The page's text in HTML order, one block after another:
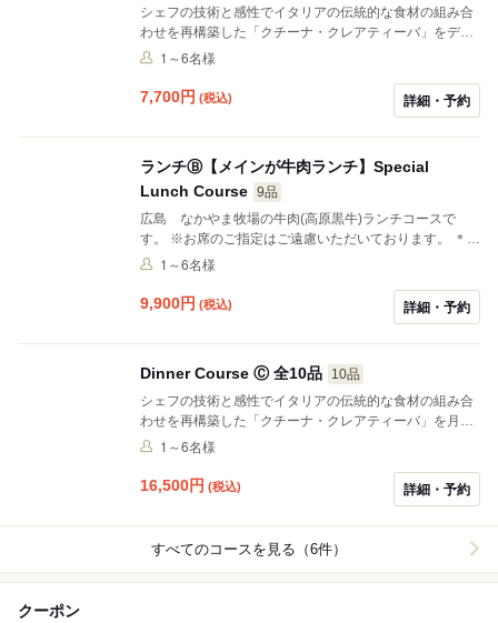
シェフの技術と感性でイタリアの伝統的な食材の組み合
わせを再構築した「クチーナ・クレアティーバ」をディ
ナーにも負けないクオリティーの全9皿コースでご用意
ます。 ＊コース内容は今現在の料理内容ですので、御予
約の日程によってはコース内容と変わっている場合がご
ますので詳しくは店舗までお問い合わせ下さい。 ※掲載
のご料金はお1人様分のお値段となります。 ※別途サー
ビス料10％を頂戴しております。
1～6名様
7,700円 (税込) 詳細・予約
ランチⒷ【メインが牛肉ランチ】Special
Lunch Course 9品
広島 なかやま牧場の牛肉(高原黒牛)ランチコースで
す。 ※お席のご指定はご遠慮いただいております。 ＊コ
ース内容は今現在の料理内容ですので、御予約の日程に
詳しくは店舗へお問い合わせください。 仕入れの状況に
よっても内容が一部変更となることもございますので詳
を頂戴しております。
1～6名様
9,900円 (税込) 詳細・予約
Dinner Course Ⓒ 全10品
10品
シェフの技術と感性でイタリアの伝統的な食材の組み合
わせを再構築した「クチーナ・クレアティーバ」を月替
わり全10皿のコースでご用意しております。 ※掲載のご
料10％を頂戴しております。 ※お席のご指定はご遠慮い
1～6名様
16,500円 (税込) 詳細・予約
すべてのコースを見る（6件）
クーポン